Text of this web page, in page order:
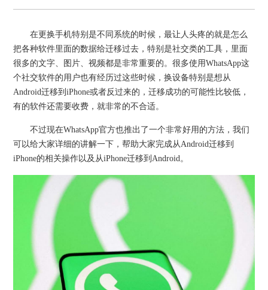
在更换手机特别是不同系统的时候，最让人头疼的就是怎么
把各种软件里面的数据给迁移过去，特别是社交类的工具，里面
很多的文字、图片、视频都是非常重要的。很多使用WhatsApp这
个社交软件的用户也有经历过这些时候，换设备特别是想从
Android迁移到iPhone或者反过来的，迁移成功的可能性比较低，
有的软件还需要收费，就非常的不合适。
不过现在WhatsApp官方也推出了一个非常好用的方法，我们
可以给大家详细的讲解一下，帮助大家完成从Android迁移到
iPhone的相关操作以及从iPhone迁移到Android。